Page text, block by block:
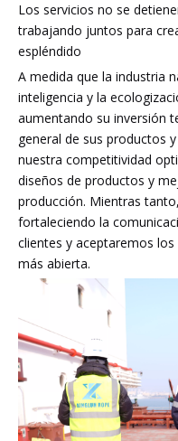
Los servicios no se
trabajando juntos para
espléndido
A medida que la industria
inteligencia y la
aumentando su inversión
general de sus productos
nuestra competitividad
diseños de productos y
producción. Mientras
fortaleciendo la
clientes y aceptaremos
más abierta.